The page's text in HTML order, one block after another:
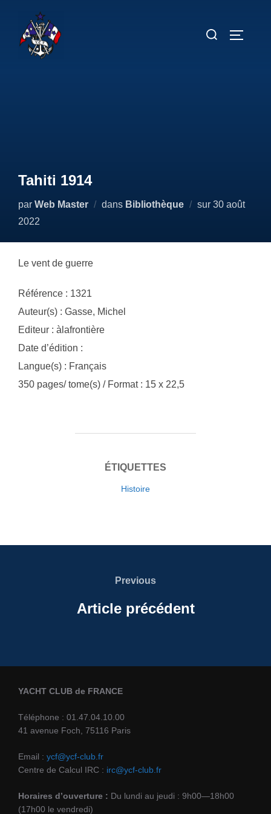
contenu
Rechercher :
Tahiti 1914
par Web Master dans Bibliothèque sur Publié
30 août
2022
Le vent de guerre
Référence : 1321
Auteur(s) : Gasse, Michel
Editeur : àlafrontière
Date d’édition :
Langue(s) : Français
350 pages/ tome(s) / Format : 15 x 22,5
ÉTIQUETTES
Histoire
Previous
Previous
Article précédent
YACHT CLUB de FRANCE
Téléphone : 01.47.04.10.00
41 avenue Foch, 75116 Paris
Email : ycf@ycf-club.fr
Centre de Calcul IRC : irc@ycf-club.fr
Horaires d’ouverture : Du lundi au jeudi : 9h00—18h00
(17h00 le vendredi)